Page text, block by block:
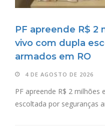
PF apreende R$ 2
vivo com dupla
armados em RO
4 DE AGOSTO DE 2026
PF apreende R$ 2 milhões
escoltada por seguranças